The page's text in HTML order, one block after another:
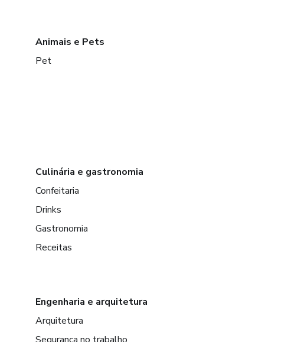
Animais e Pets
Pet
Culinária e gastronomia
Confeitaria
Drinks
Gastronomia
Receitas
Engenharia e arquitetura
Arquitetura